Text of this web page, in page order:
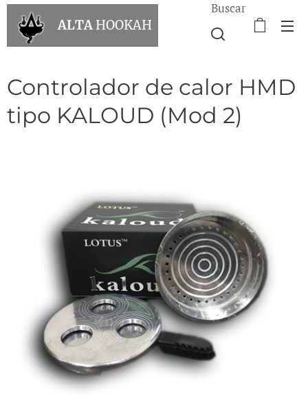
ALTA HOOKAH
Buscar
Controlador de calor HMD
tipo KALOUD (Mod 2)